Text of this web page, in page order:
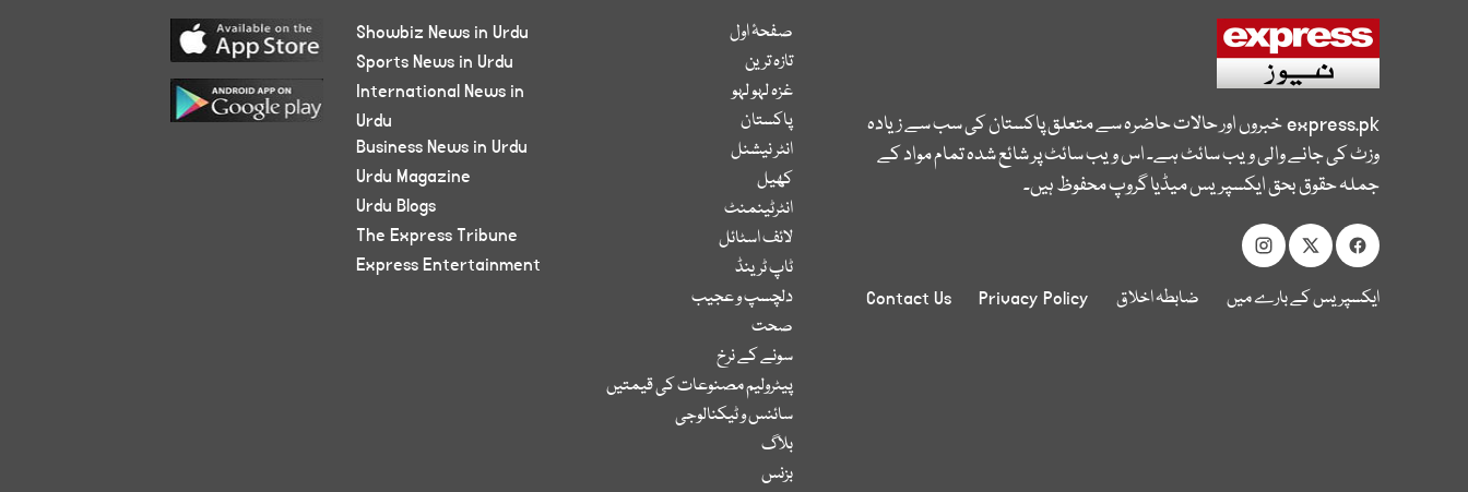
express.pkخبروں اور حالات حاضرہ سے متعلق پاکستان کی سب سے زیادہ
وزٹ کی جانے والی ویب سائٹ ہے۔ اس ویب سائٹ پر شائع شدہ تمام مواد کے
جملہ حقوق بحق ایکسپریس میڈیا گروپ محفوظ ہیں۔
ایکسپریس کے بارے میں ضابطہ اخلاق Privacy Policy
Contact Us
صفحۂ اول
تازہ ترین
غزہ لہو لہو
پاکستان
انٹر نیشنل
کھیل
انٹرٹینمنٹ
لائف اسٹائل
ٹاپ ٹرینڈ
دلچسپ و عجیب
صحت
سونے کے نرخ
پیٹرولیم مصنوعات کی قیمتیں
سائنس و ٹیکنالوجی
بلاگ
بزنس
Showbiz News in Urdu
Sports News in Urdu
International News in
Urdu
Business News in Urdu
Urdu Magazine
Urdu Blogs
The Express Tribune
Express Entertainment